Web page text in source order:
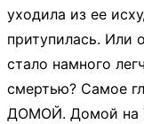
уходила из ее
притупилась. Или
стало намного
смертью? Самое
ДОМОЙ. Домой на